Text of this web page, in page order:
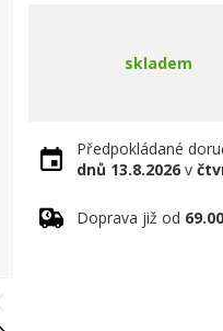
skladem
Předpokládané
dnů 13.8.2026 v
Doprava již od